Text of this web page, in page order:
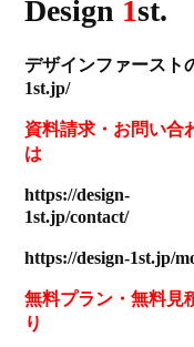
Design 1st.
デザインファース
1st.jp/
資料請求・ お問い合
は
https://design-
1st.jp/contact/
https://design-1st.jp/
無料プラン ・無料見
り